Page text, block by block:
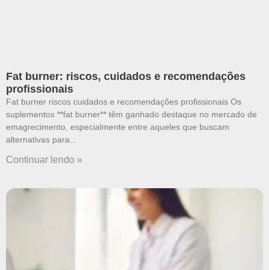
Fat burner: riscos, cuidados e recomendações
profissionais
Fat burner riscos cuidados e recomendações profissionais Os
suplementos **fat burner** têm ganhado destaque no mercado de
emagrecimento, especialmente entre aqueles que buscam
alternativas para
Continuar lendo »